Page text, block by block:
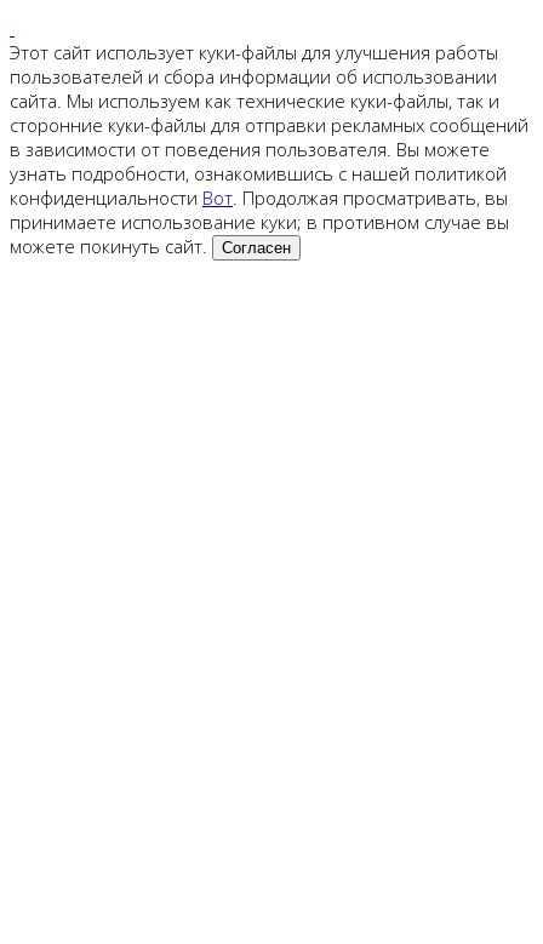
Этот сайт использует куки-файлы для улучшения работы
пользователей и сбора информации об использовании
сайта. Мы используем как технические куки-файлы, так и
сторонние куки-файлы для отправки рекламных сообщений
в зависимости от поведения пользователя. Вы можете
узнать подробности, ознакомившись с нашей политикой
конфиденциальности Вот. Продолжая просматривать, вы
принимаете использование куки; в противном случае вы
можете покинуть сайт.
Согласен